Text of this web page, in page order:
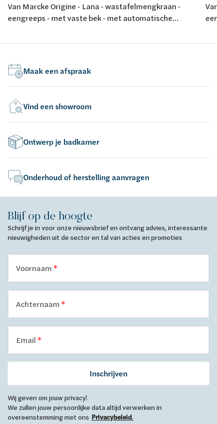
Van Marcke Origine - Lana - wastafelmengkraan -
eengreeps - met vaste bek - met automatische
Maak een afspraak
Vind een showroom
Ontwerp je badkamer
Onderhoud of herstelling aanvragen
Blijf op de hoogte
Schrijf je in voor onze nieuwsbrief en ontvang advies, interessante
nieuwigheden uit de sector en tal van acties en promoties
Voornaam
Achternaam
Email
Inschrijven
Wij geven om jouw privacy!
We zullen jouw persoonlijke data altijd verwerken in
overeenstemming met ons Privacybeleid.